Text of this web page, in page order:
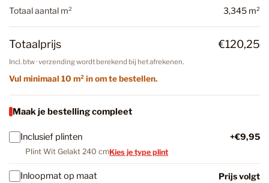
Totaal aantal m²
3,345 m²
Totaalprijs €120,25
Incl. btw · verzending wordt berekend bij het afrekenen.
Vul minimaal 10 m² in om te bestellen.
Maak je bestelling compleet
Inclusief plinten +€9,95
Plint Wit Gelakt 240 cmKies je type plint
Inloopmat op maat Prijs volgt